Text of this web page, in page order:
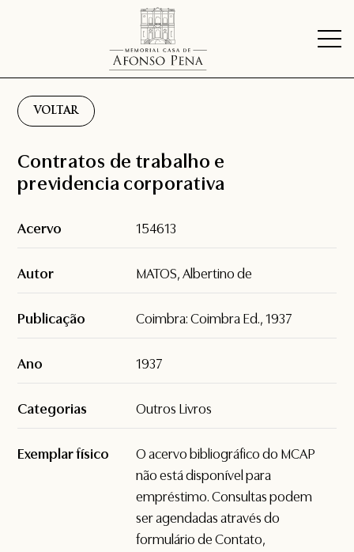
VOLTAR
Contratos de trabalho e
previdencia corporativa
Acervo 154613
Autor MATOS, Albertino de
Publicação Coimbra: Coimbra Ed., 1937
Ano 1937
Categorias Outros Livros
Exemplar físico
O acervo bibliográfico do MCAP
não está disponível para
empréstimo. Consultas podem
ser agendadas através do
formulário deContato,